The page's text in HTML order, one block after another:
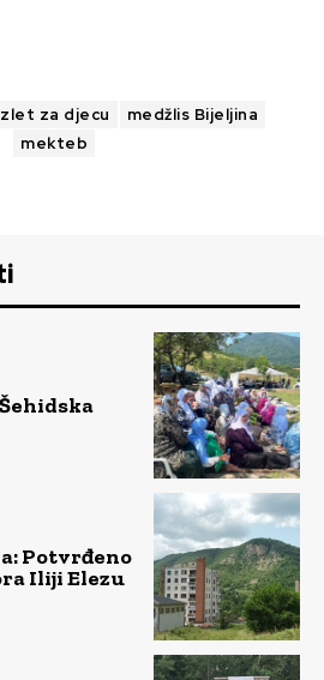
za djecu
medžlis Bijeljina
mekteb
a: Potvrđeno
Iliji Elezu